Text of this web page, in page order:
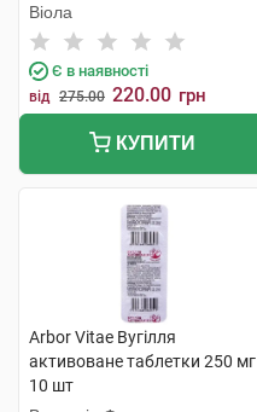
Віола
Є в наявності
від 275.00 220.00 грн
КУПИТИ
Arbor Vitae Вугілля
активоване таблетки 250 мг
10 шт